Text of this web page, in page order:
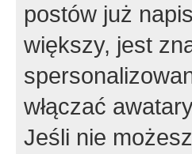
postów już
większy, jest
włączać
Jeśli nie